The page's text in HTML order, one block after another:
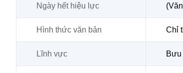
Ngày hết hiệu lực
Hình thức văn bản Chỉ
Lĩnh vực Bưu